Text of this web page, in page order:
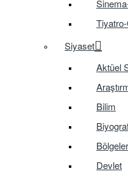
Siyaset
Aktüel
Bilim
Devlet